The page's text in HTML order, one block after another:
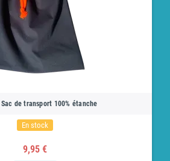
Sac de transport 100% étanche
En stock
9,95 €